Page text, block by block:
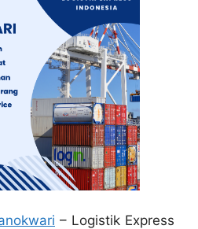
– Logistik Express